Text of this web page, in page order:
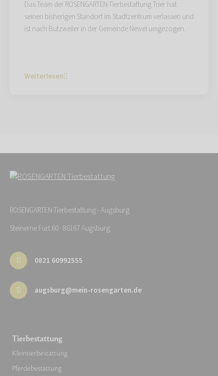
Das Team der ROSENGARTEN-Tierbestattung Trier hat
seinen bisherigen Standort im Stadtzentrum verlassen und
ist nach Butzweiler in der Gemeinde Newel umgezogen.
Weiterlesen
ROSENGARTEN-Tierbestattung - Augsburg
Steinerne Furt 60 · 86167 Augsburg
0821 60992555
augsburg@mein-rosengarten.de
Tierbestattung
Kleintierbestattung
Pferdebestattung